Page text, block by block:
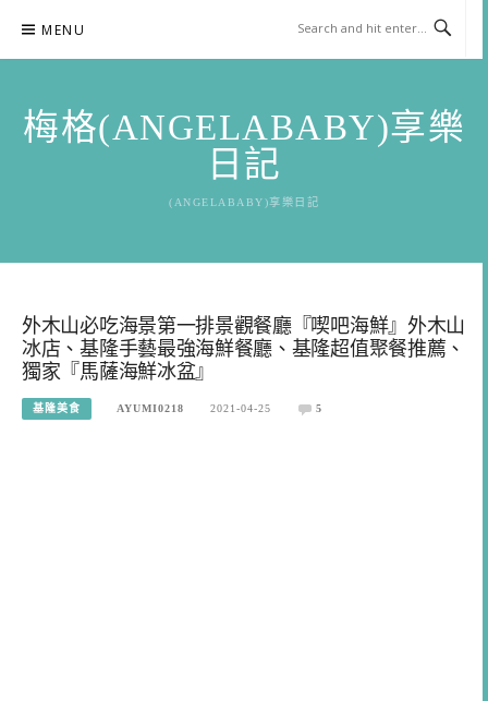
content
MENU
梅格(ANGELABABY)享樂
日記
(ANGELABABY)享樂日記
外木山必吃海景第一排景觀餐廳『喫吧海鮮』外木山
冰店、基隆手藝最強海鮮餐廳、基隆超值聚餐推薦、
獨家『馬薩海鮮冰盆』
基隆美食 AYUMI0218 2021-04-25 5